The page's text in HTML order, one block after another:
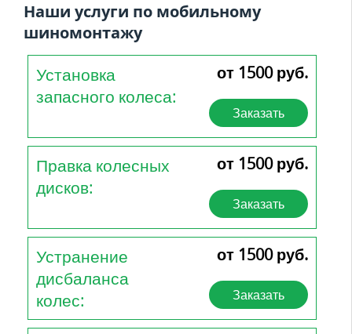
Наши услуги по мобильному
шиномонтажу
Установка
запасного колеса:
от 1500 руб.
Заказать
Правка колесных
дисков:
от 1500 руб.
Заказать
Устранение
дисбаланса
колес:
от 1500 руб.
Заказать